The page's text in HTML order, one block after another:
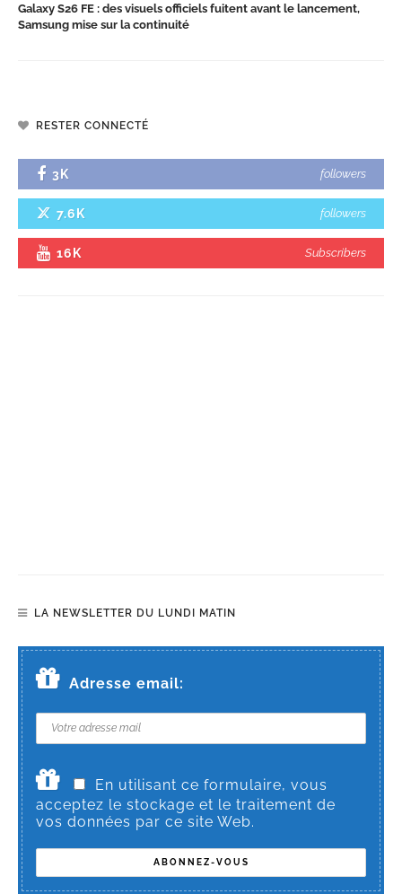
Galaxy S26 FE : des visuels officiels fuitent avant le lancement,
Samsung mise sur la continuité
RESTER CONNECTÉ
3K followers
7.6K followers
16K Subscribers
LA NEWSLETTER DU LUNDI MATIN
Adresse email:
En utilisant ce formulaire, vous
acceptez le stockage et le traitement de
vos données par ce site Web.